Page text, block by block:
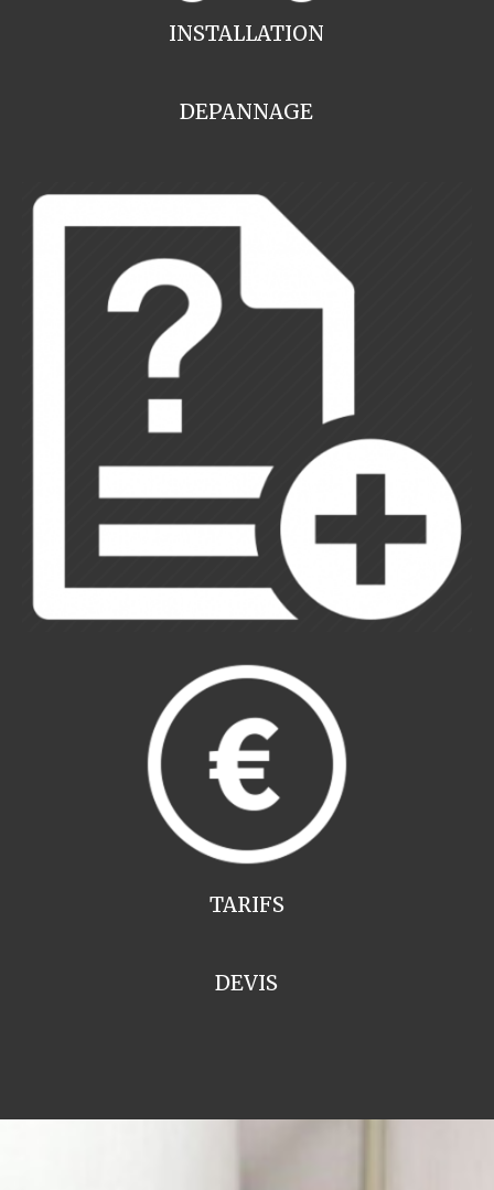
INSTALLATION
DEPANNAGE
TARIFS
DEVIS